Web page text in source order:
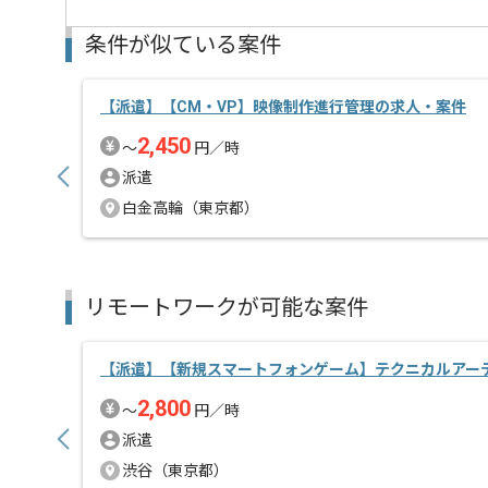
条件が似ている案件
【派遣】【CM・VP】映像制作進行管理の求人・案件
〜2,450 円／時
派遣
白金高輪（東京都）
リモートワークが可能な案件
【派遣】【新規スマートフォンゲーム】テクニカルア
〜2,800 円／時
派遣
渋谷（東京都）